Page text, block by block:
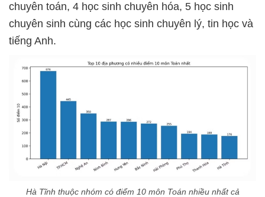
chuyên toán, 4 học sinh chuyên hóa, 5 học sinh
chuyên sinh cùng các học sinh chuyên lý, tin học và
tiếng Anh.
Hà Tĩnh thuộc nhóm có điểm 10 môn Toán nhiều nhất cả